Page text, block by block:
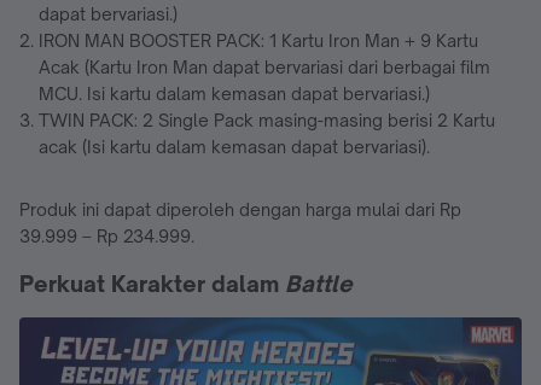
dapat bervariasi.)
IRON MAN BOOSTER PACK: 1 Kartu Iron Man + 9 Kartu
Acak (Kartu Iron Man dapat bervariasi dari berbagai film
MCU. Isi kartu dalam kemasan dapat bervariasi.)
TWIN PACK: 2 Single Pack masing-masing berisi 2 Kartu
acak (Isi kartu dalam kemasan dapat bervariasi).
Produk ini dapat diperoleh dengan harga mulai dari Rp
39.999 – Rp 234.999.
Perkuat Karakter dalam Battle